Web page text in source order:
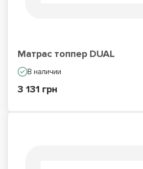
Матрас топпер DUAL
В наличии
3 131 грн